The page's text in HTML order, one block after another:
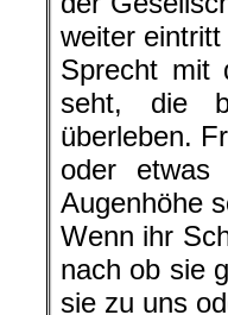
weiter
Sprecht mit
seht, die
überleben.
oder
Augenhöhe
Wenn ihr
nach ob sie
sie zu uns